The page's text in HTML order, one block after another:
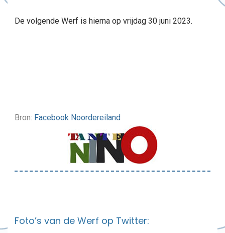
De volgende Werf is hierna op vrijdag 30 juni 2023.
Bron: Facebook Noordereiland
Foto’s van de Werf op Twitter: